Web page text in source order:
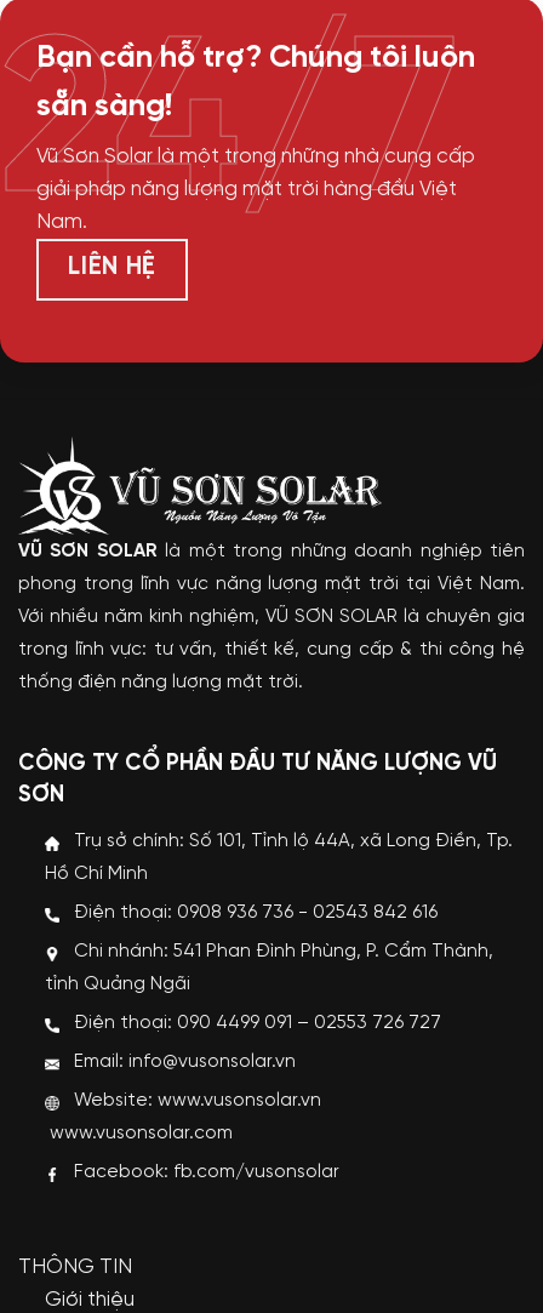
Bạn cần hỗ trợ? Chúng tôi luôn
sẵn sàng!
Vũ Sơn Solar là một trong những nhà cung cấp
giải pháp năng lượng mặt trời hàng đầu Việt
Nam.
LIÊN HỆ
24/7
VŨ SƠN SOLAR là một trong những doanh nghiệp tiên
phong trong lĩnh vực năng lượng mặt trời tại Việt Nam.
Với nhiều năm kinh nghiệm, VŨ SƠN SOLAR là chuyên gia
trong lĩnh vực: tư vấn, thiết kế, cung cấp & thi công hệ
thống điện năng lượng mặt trời.
CÔNG TY CỔ PHẦN ĐẦU TƯ NĂNG LƯỢNG VŨ
SƠN
Trụ sở chính: Số 101, Tỉnh lộ 44A, xã Long Điền, Tp.
Hồ Chí Minh
Điện thoại: 0908 936 736 - 02543 842 616
Chi nhánh: 541 Phan Đình Phùng, P. Cẩm Thành,
tỉnh Quảng Ngãi
Điện thoại: 090 4499 091 – 02553 726 727
Email: info@vusonsolar.vn
Website:www.vusonsolar.vn
www.vusonsolar.com
Facebook: fb.com/vusonsolar
THÔNG TIN
Giới thiệu